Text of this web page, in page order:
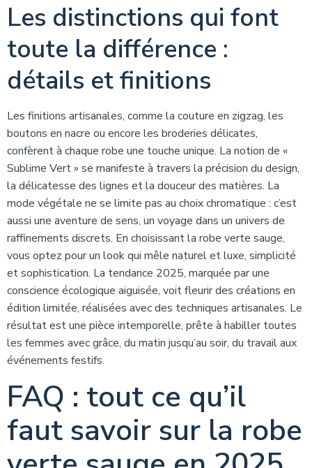
Les distinctions qui font
toute la différence :
détails et finitions
Les finitions artisanales, comme la couture en zigzag, les
boutons en nacre ou encore les broderies délicates,
confèrent à chaque robe une touche unique. La notion de «
Sublime Vert » se manifeste à travers la précision du design,
la délicatesse des lignes et la douceur des matières. La
mode végétale ne se limite pas au choix chromatique : c’est
aussi une aventure de sens, un voyage dans un univers de
raffinements discrets. En choisissant la robe verte sauge,
vous optez pour un look qui mêle naturel et luxe, simplicité
et sophistication. La tendance 2025, marquée par une
conscience écologique aiguisée, voit fleurir des créations en
édition limitée, réalisées avec des techniques artisanales. Le
résultat est une pièce intemporelle, prête à habiller toutes
les femmes avec grâce, du matin jusqu’au soir, du travail aux
événements festifs.
FAQ : tout ce qu’il
faut savoir sur la robe